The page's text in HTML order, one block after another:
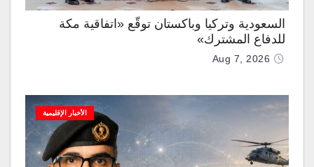
السعودية وتركيا وباكستان توقّع «اتفاقية مكة
للدفاع المشترك»
Aug 7, 2026
الأخبار الإقليمية